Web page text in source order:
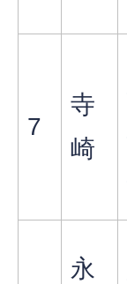
7
寺
崎
永